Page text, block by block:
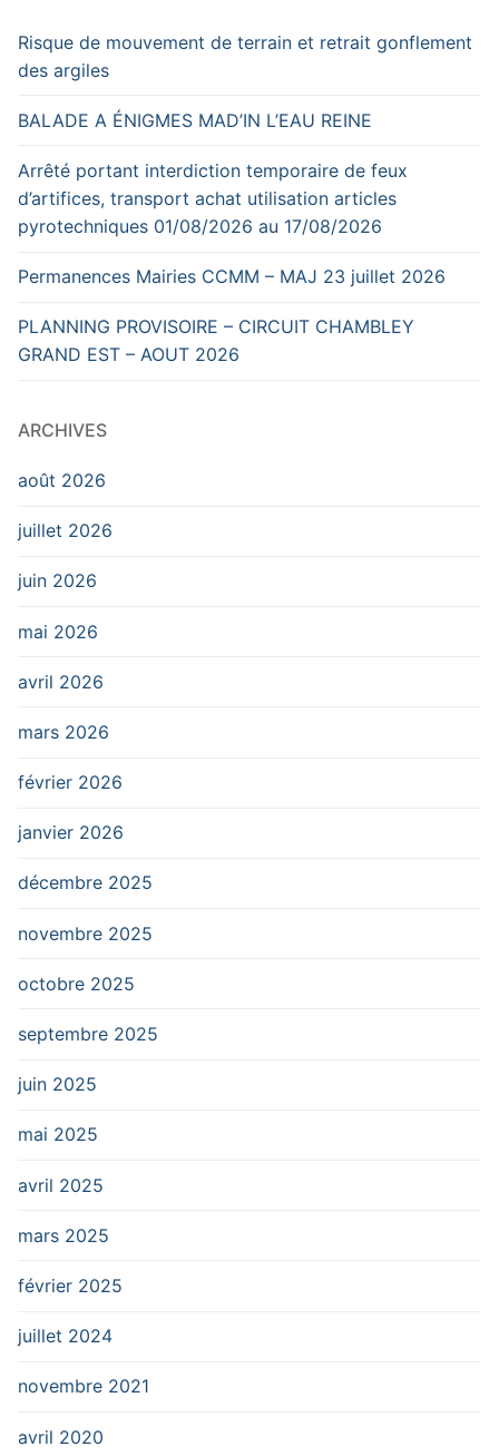
Risque de mouvement de terrain et retrait gonflement
des argiles
BALADE A ÉNIGMES MAD’IN L’EAU REINE
Arrêté portant interdiction temporaire de feux
d’artifices, transport achat utilisation articles
pyrotechniques 01/08/2026 au 17/08/2026
Permanences Mairies CCMM – MAJ 23 juillet 2026
PLANNING PROVISOIRE – CIRCUIT CHAMBLEY
GRAND EST – AOUT 2026
ARCHIVES
août 2026
juillet 2026
juin 2026
mai 2026
avril 2026
mars 2026
février 2026
janvier 2026
décembre 2025
novembre 2025
octobre 2025
septembre 2025
juin 2025
mai 2025
avril 2025
mars 2025
février 2025
juillet 2024
novembre 2021
avril 2020